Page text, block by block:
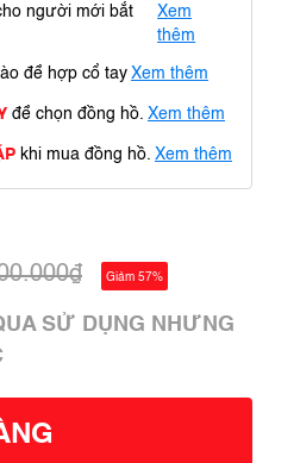
người mới bắt
Xem
thêm
để hợp cổ tay Xem thêm
để chọn đồng hồ. Xem thêm
khi mua đồng hồ. Xem thêm
Giảm 57%
SỬ DỤNG NHƯNG